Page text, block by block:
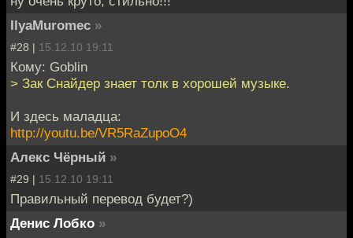
IlyaMuromec »
#28 | 15.12.10 19:11
Кому: Goblin
> Зак Снайдер знает толк в хорошей музыке.
И здесь маладца:
http://youtu.be/VR5RaZupoO4
Алекс Чёрный »
#29 | 15.12.10 19:11
Правильный перевод будет?)
Денис Лобко »